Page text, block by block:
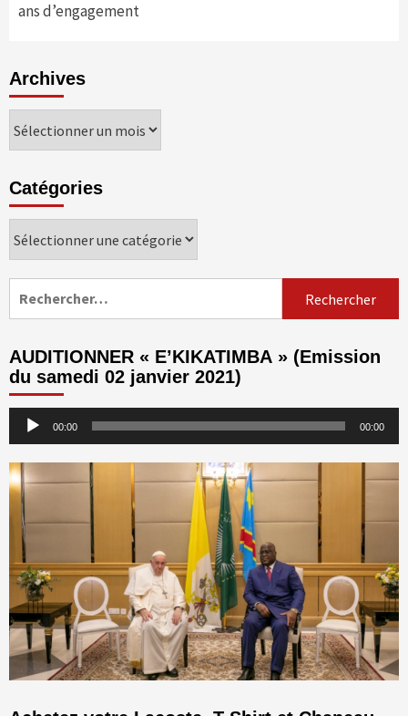
ans d’engagement
Archives
Archives
Catégories
Catégories
AUDITIONNER « E’KIKATIMBA » (Emission
du samedi 02 janvier 2021)
Lecteur
audio
00:00 00:00